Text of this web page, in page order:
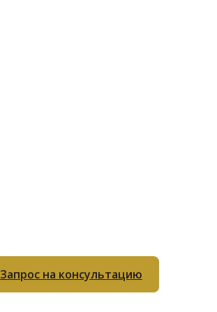
Запрос на консультацию